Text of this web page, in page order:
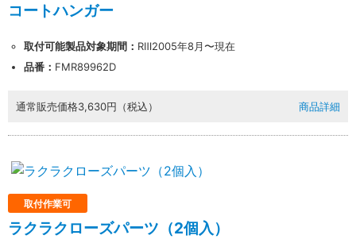
コートハンガー
取付可能製品対象期間： RⅢ2005年8月〜現在
品番： FMR89962D
通常販売価格3,630円（税込） 商品詳細
取付作業可
ラクラクローズパーツ（2個入）